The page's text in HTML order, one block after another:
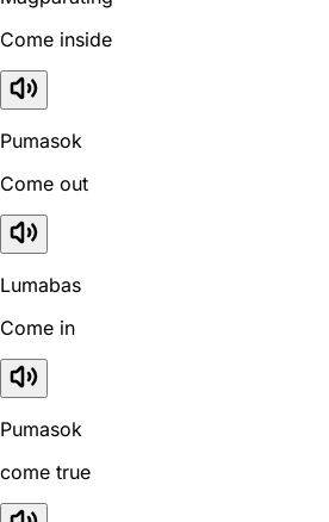
Come inside
Pumasok
Come out
Lumabas
Come in
Pumasok
come true